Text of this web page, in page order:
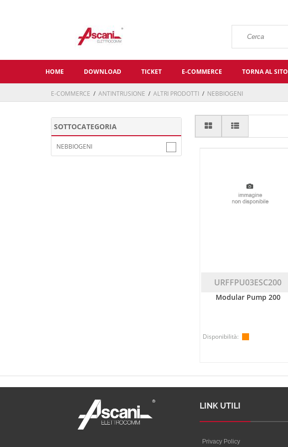
HOME DOWNLOAD TICKET E-COMMERCE TORNA AL SITO
E-COMMERCE / ANTINTRUSIONE / ALTRI PRODOTTI / NEBBIOGENI
SOTTOCATEGORIA
NEBBIOGENI
URFFPU03ESC200
Modular Pump 200
Disponibilità:
LINK UTILI
Privacy Policy